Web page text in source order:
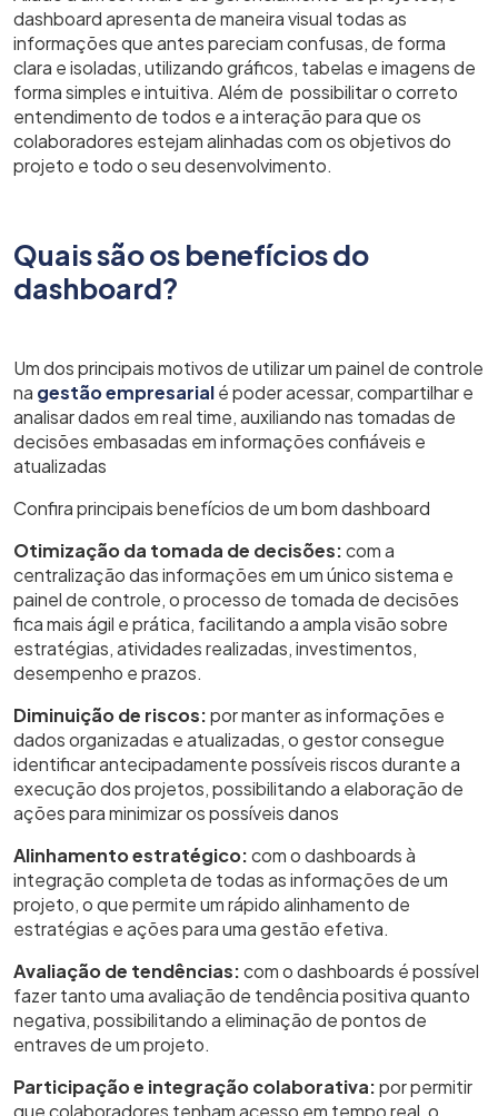
dashboard apresenta de maneira visual todas as
informações que antes pareciam confusas, de forma
clara e isoladas, utilizando gráficos, tabelas e imagens de
forma simples e intuitiva. Além de possibilitar o correto
entendimento de todos e a interação para que os
colaboradores estejam alinhadas com os objetivos do
projeto e todo o seu desenvolvimento.
Quais são os benefícios do
dashboard?
Um dos principais motivos de utilizar um painel de controle
na gestão empresarialé poder acessar, compartilhar e
analisar dados em real time, auxiliando nas tomadas de
decisões embasadas em informações confiáveis e
atualizadas
Confira principais benefícios de um bom dashboard
Otimização da tomada de decisões:com a
centralização das informações em um único sistema e
painel de controle, o processo de tomada de decisões
fica mais ágil e prática, facilitando a ampla visão sobre
estratégias, atividades realizadas, investimentos,
desempenho e prazos.
Diminuição de riscos:por manter as informações e
dados organizadas e atualizadas, o gestor consegue
identificar antecipadamente possíveis riscos durante a
execução dos projetos, possibilitando a elaboração de
ações para minimizar os possíveis danos
Alinhamento estratégico:com o dashboards à
integração completa de todas as informações de um
projeto, o que permite um rápido alinhamento de
estratégias e ações para uma gestão efetiva.
Avaliação de tendências:com o dashboards é possível
fazer tanto uma avaliação de tendência positiva quanto
negativa, possibilitando a eliminação de pontos de
entraves de um projeto.
Participação e integração colaborativa:por permitir
que colaboradores tenham acesso em tempo real, o